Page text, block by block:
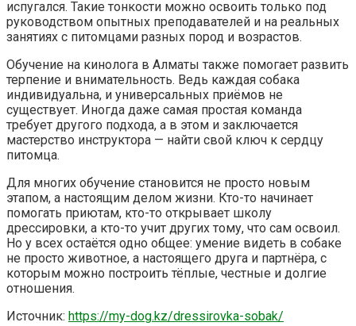
испугался. Такие тонкости можно освоить только под
руководством опытных преподавателей и на реальных
занятиях с питомцами разных пород и возрастов.
Обучение на кинолога в Алматы также помогает развить
терпение и внимательность. Ведь каждая собака
индивидуальна, и универсальных приёмов не
существует. Иногда даже самая простая команда
требует другого подхода, а в этом и заключается
мастерство инструктора — найти свой ключ к сердцу
питомца.
Для многих обучение становится не просто новым
этапом, а настоящим делом жизни. Кто-то начинает
помогать приютам, кто-то открывает школу
дрессировки, а кто-то учит других тому, что сам освоил.
Но у всех остаётся одно общее: умение видеть в собаке
не просто животное, а настоящего друга и партнёра, с
которым можно построить тёплые, честные и долгие
отношения.
Источник: https://my-dog.kz/dressirovka-sobak/